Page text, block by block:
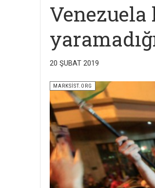
20 ŞUBAT 2019
MARKSİST.ORG